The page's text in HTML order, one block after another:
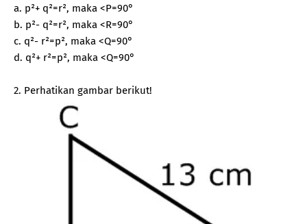
a. p²+ q²=r², maka <P=90°
b. p²- q²=r², maka <R=90°
c. q²- r²=p², maka <Q=90°
d. q²+ r²=p², maka <Q=90°
2. Perhatikan gambar berikut!